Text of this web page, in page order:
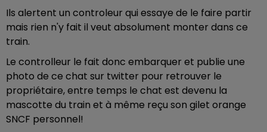
Ils alertent un controleur qui essaye de le faire partir
mais rien n'y fait il veut absolument monter dans ce
train.
Le controlleur le fait donc embarquer et publie une
photo de ce chat sur twitter pour retrouver le
propriétaire, entre temps le chat est devenu la
mascotte du train et à même reçu son gilet orange
SNCF personnel!